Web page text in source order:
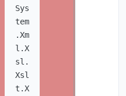
Sys
tem
.Xm
l.X
sl.
Xsl
t.X